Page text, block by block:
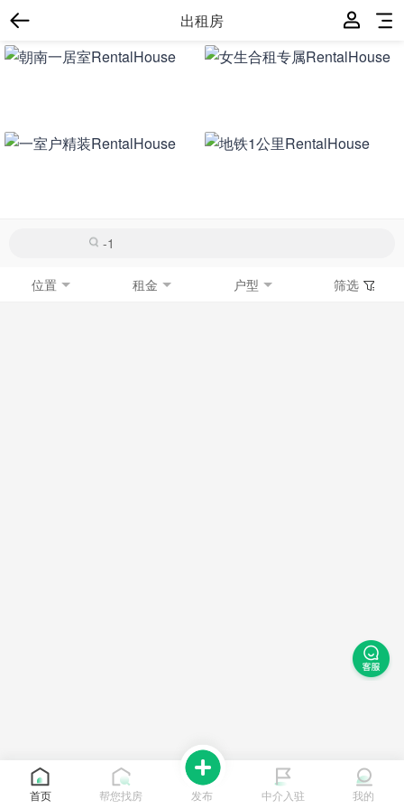
出租房
位置 租金 户型 筛选
首页 帮您找房 发布 中介入驻 我的